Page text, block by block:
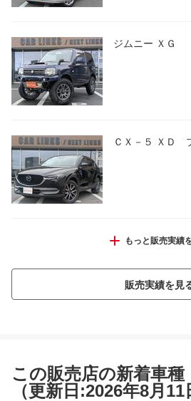
ジムニー ＸＧ
ＣＸ－５ ＸＤ
パジェロミニ Ｖ
もっと販売実績
販売実績を見
この販売店の新着車種
（更新日:2026年8月11